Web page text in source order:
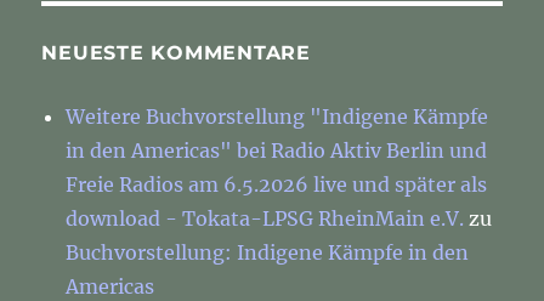
NEUESTE KOMMENTARE
Weitere Buchvorstellung "Indigene Kämpfe
in den Americas" bei Radio Aktiv Berlin und
Freie Radios am 6.5.2026 live und später als
download - Tokata-LPSG RheinMain e.V. zu
Buchvorstellung: Indigene Kämpfe in den
Americas